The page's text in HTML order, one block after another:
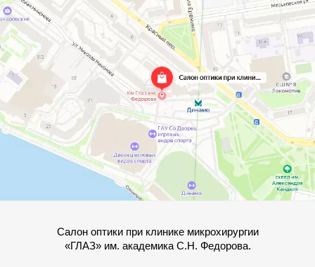
Салон оптики при клинике микрохирургии
«ГЛАЗ» им. академика С.Н. Федорова.